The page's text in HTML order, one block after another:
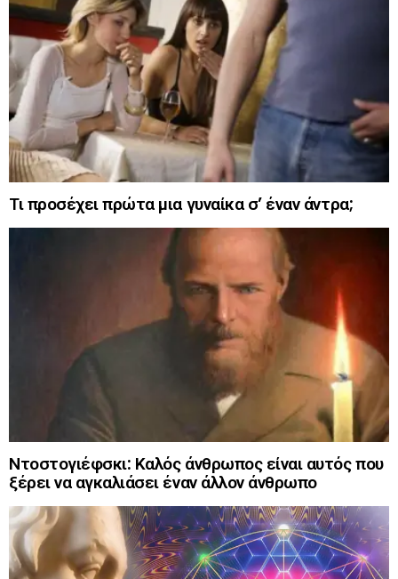
Τι προσέχει πρώτα μια γυναίκα σ’ έναν άντρα;
Ντοστογιέφσκι: Καλός άνθρωπος είναι αυτός που
ξέρει να αγκαλιάσει έναν άλλον άνθρωπο